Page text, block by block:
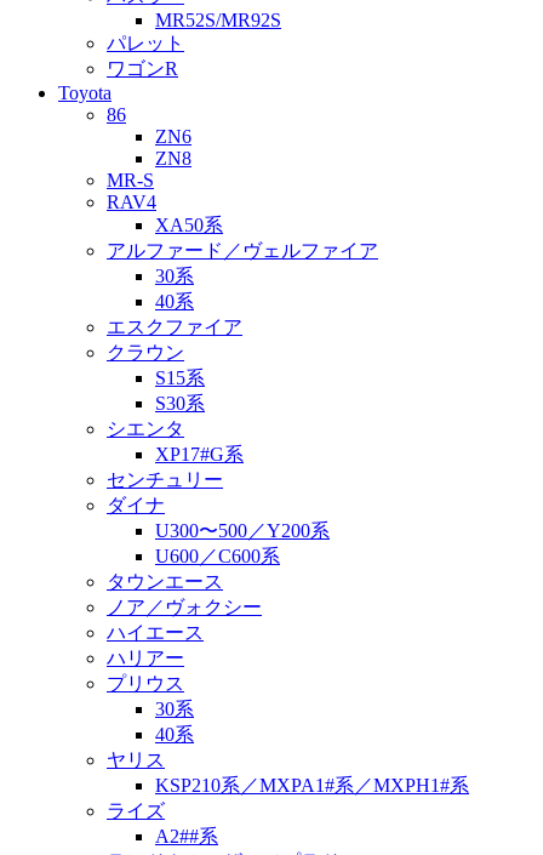
MR52S/MR92S
パレット
ワゴンR
Toyota
86
ZN6
ZN8
MR-S
RAV4
XA50系
アルファード／ヴェルファイア
30系
40系
エスクファイア
クラウン
S15系
S30系
シエンタ
XP17#G系
センチュリー
ダイナ
U300〜500／Y200系
U600／C600系
タウンエース
ノア／ヴォクシー
ハイエース
ハリアー
プリウス
30系
40系
ヤリス
KSP210系／MXPA1#系／MXPH1#系
ライズ
A2##系